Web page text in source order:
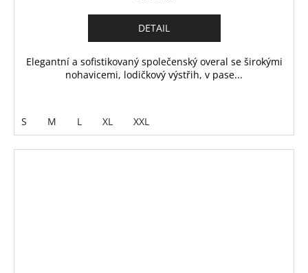
DETAIL
Elegantní a sofistikovaný společenský overal se širokými
nohavicemi, lodičkový výstřih, v pase...
S M L XL XXL